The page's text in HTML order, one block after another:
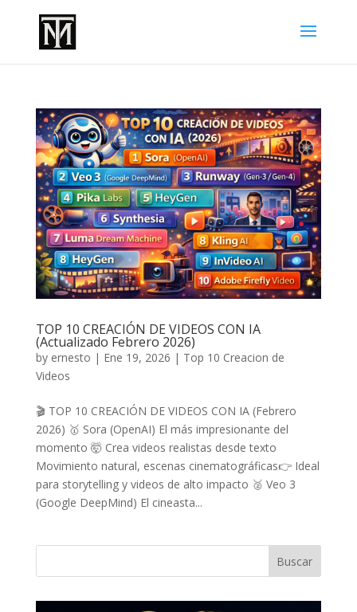
TOP 10 CREACIÓN DE VIDEOS CON IA
(Actualizado Febrero 2026)
by ernesto | Ene 19, 2026 | Top 10 Creacion de
Videos
🎬 TOP 10 CREACIÓN DE VIDEOS CON IA (Febrero
2026) 🥇 Sora (OpenAI) El más impresionante del
momento 🤯 Crea videos realistas desde texto
Movimiento natural, escenas cinematográficas👉 Ideal
para storytelling y videos de alto impacto 🥈 Veo 3
(Google DeepMind) El cineasta...
Buscar